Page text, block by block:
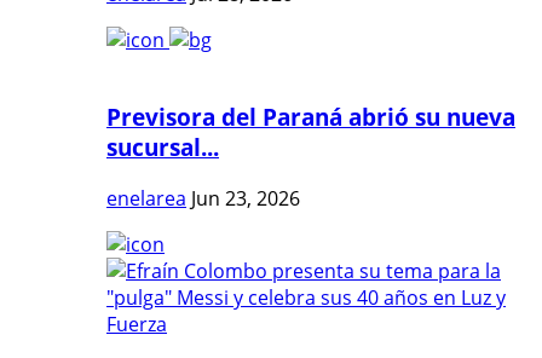
Previsora del Paraná abrió su nueva
sucursal...
enelarea Jun 23, 2026